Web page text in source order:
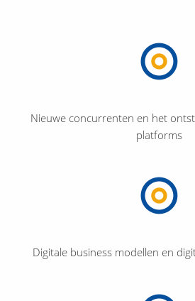
Nieuwe concurrenten en het
platforms
Digitale business modellen en